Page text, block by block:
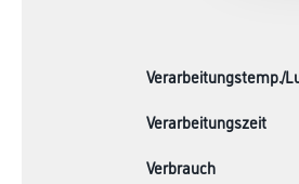
Verarbeitungstemp./
Verarbeitungszeit
Verbrauch